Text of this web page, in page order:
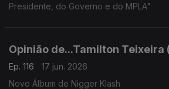
Presidente, do Governo e do MPLA"
Opinião de...Tamilton Teixeira
Ep. 116
17 jun. 2026
Novo Álbum de Nigger Klash